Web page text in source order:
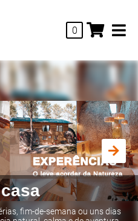
0
fim-de-semana ou uns dias